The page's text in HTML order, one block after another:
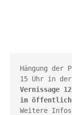
Hängung der
Vernissage
im
Weitere